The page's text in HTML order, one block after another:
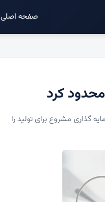
صفحه اصلی
محدود کرد
گذاری مشروع برای تولید را